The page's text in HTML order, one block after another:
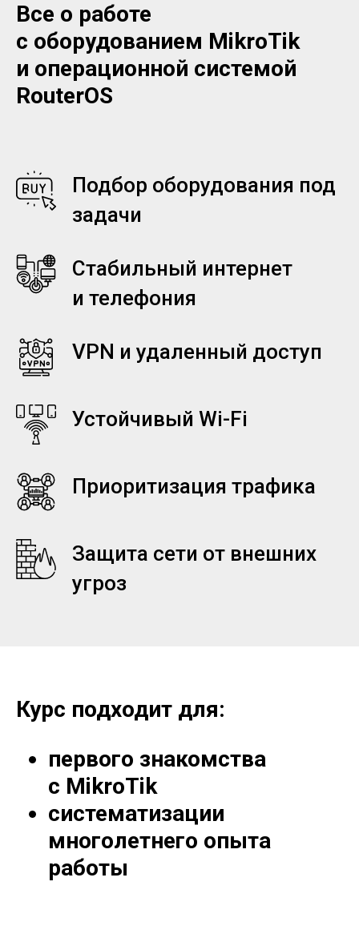
Все о работе
с оборудованием MikroTik
и операционной системой
RouterOS
Подбор оборудования под
задачи
Стабильный интернет
и телефония
VPN и удаленный доступ
Устойчивый Wi-Fi
Приоритизация трафика
Защита сети от внешних
угроз
Курс подходит для:
первого знакомства
с MikroTik
систематизации
многолетнего опыта
работы